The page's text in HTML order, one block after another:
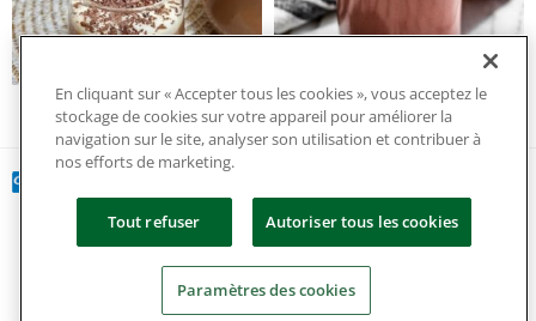
Copyright 2024 tous droits réservés.
Politique de confidentialité et de gestion des cookies
En cliquant sur « Accepter tous les cookies », vous acceptez le
stockage de cookies sur votre appareil pour améliorer la
navigation sur le site, analyser son utilisation et contribuer à
nos efforts de marketing.
Tout refuser Autoriser tous les cookies
Paramètres des cookies